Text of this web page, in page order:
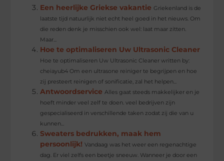
Een heerlijke Griekse vakantie Griekenland is de
laatste tijd natuurlijk niet echt heel goed in het nieuws. Om
die reden denk je misschien ook wel: laat maar zitten.
Maar...
Hoe te optimaliseren Uw Ultrasonic Cleaner
Hoe te optimaliseren Uw Ultrasonic Cleaner written by:
cheiayub4 Om een ​​ultrasone reiniger te begrijpen en hoe
zij presteert reinigen of sonificatie, zal het helpen...
Antwoordservice Alles gaat steeds makkelijker en je
hoeft minder veel zelf te doen. veel bedrijven zijn
gespecialiseerd in verschillende taken zodat zij die van u
kunnen...
Sweaters bedrukken, maak hem
persoonlijk! Vandaag was het weer een regenachtige
dag. Er viel zelfs een beetje sneeuw. Wanneer je door een